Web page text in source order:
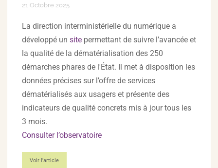
21 Octobre 2025
La direction interministérielle du numérique a
développé un site permettant de suivre l’avancée et
la qualité de la dématérialisation des 250
démarches phares de l'État. Il met à disposition les
données précises sur l’offre de services
dématérialisés aux usagers et présente des
indicateurs de qualité concrets mis à jour tous les
3 mois.
Consulter l’observatoire
Voir l'article